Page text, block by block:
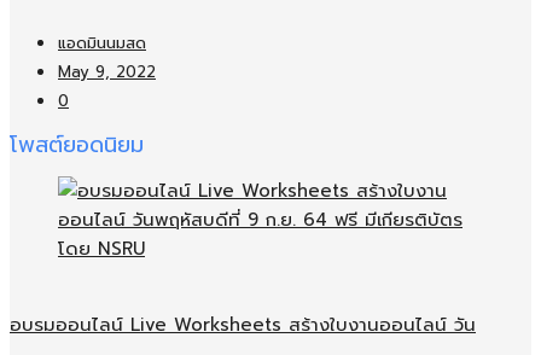
แอดมินนมสด
May 9, 2022
0
โพสต์ยอดนิยม
อบรมออนไลน์​ Live Worksheets สร้างใบงานออนไลน์​ วัน